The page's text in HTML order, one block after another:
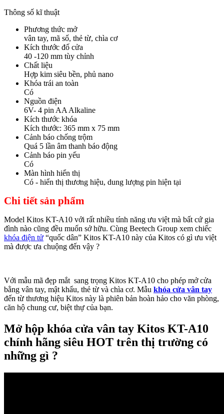
Thông số kĩ thuật
Phương thức mở
vân tay, mã số, thẻ từ, chìa cơ
Kích thước đố cửa
40 -120 mm tùy chỉnh
Chất liệu
Hợp kim siêu bền, phủ nano
Khóa trái an toàn
Có
Nguồn điện
6V- 4 pin AA Alkaline
Kích thước khóa
Kích thước: 365 mm x 75 mm
Cảnh báo chống trộm
Quá 5 lần âm thanh báo động
Cảnh báo pin yếu
Có
Màn hình hiển thị
Có - hiển thị thương hiệu, dung lượng pin hiện tại
Chi tiết sản phẩm
Model Kitos KT-A10 với rất nhiều tính năng ưu việt mà bất cứ gia
đình nào cũng đều muốn sở hữu. Cùng Beetech Group xem chiếc
khóa điện tử “quốc dân” Kitos KT-A10 này của Kitos có gì ưu việt
mà được ưa chuộng đến vậy ?
Với mẫu mã đẹp mắt sang trọng Kitos KT-A10 cho phép mở cửa
bằng vân tay, mật khẩu, thẻ từ và chìa cơ. Mẫu khóa cửa vân tay
đến từ thương hiệu Kitos này là phiên bản hoàn hảo cho văn phòng,
căn hộ chung cư, biệt thự của bạn.
Mở hộp khóa cửa vân tay Kitos KT-A10
chính hãng siêu HOT trên thị trường có
những gì ?